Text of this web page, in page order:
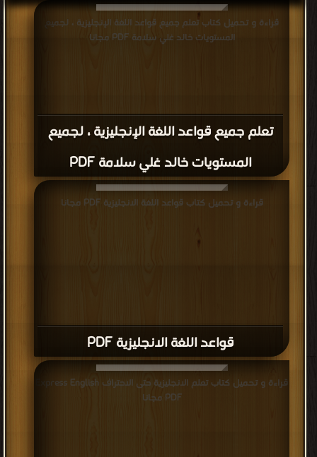
تعلم جميع قواعد اللغة الإنجليزية ، لجميع
المستويات خالد غلي سلامة PDF
قراءة و تحميل كتاب تعلم جميع قواعد اللغة الإنجليزية ، لجميع
المستويات خالد غلي سلامة PDF مجانا
قواعد اللغة الانجليزية PDF
قراءة و تحميل كتاب قواعد اللغة الانجليزية PDF مجانا
قراءة و تحميل كتاب تعلم الانجليزية حتى الاحتراف Express English
PDF مجانا